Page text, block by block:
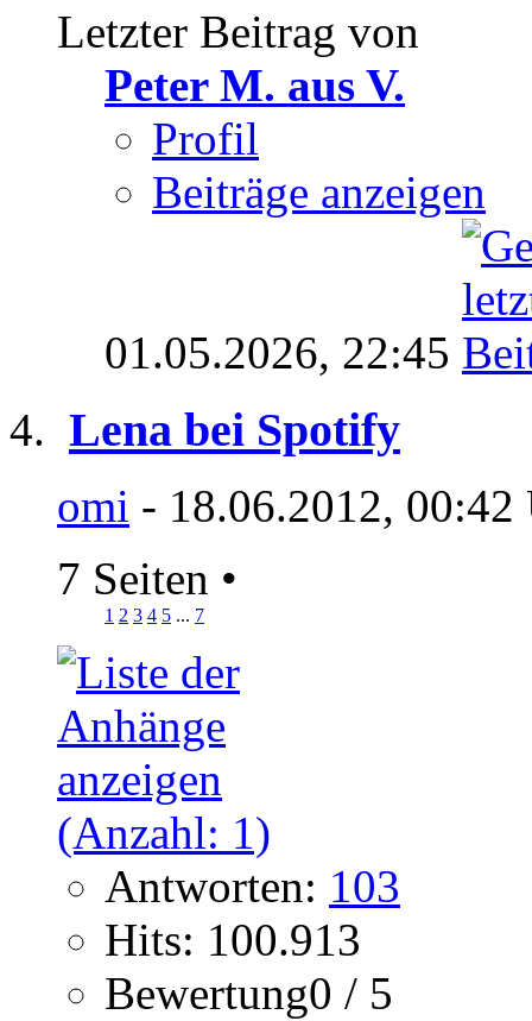
Letzter Beitrag von
Peter M. aus V.
Profil
Beiträge anzeigen
01.05.2026, 22:45
Lena bei Spotify
omi - 18.06.2012, 00:42
7 Seiten •
1 2 3 4 5 ... 7
Antworten: 103
Hits: 100.913
Bewertung0 / 5